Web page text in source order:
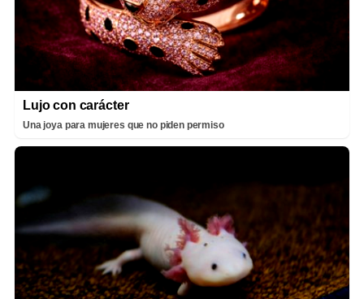
Lujo con carácter
Una joya para mujeres que no piden permiso